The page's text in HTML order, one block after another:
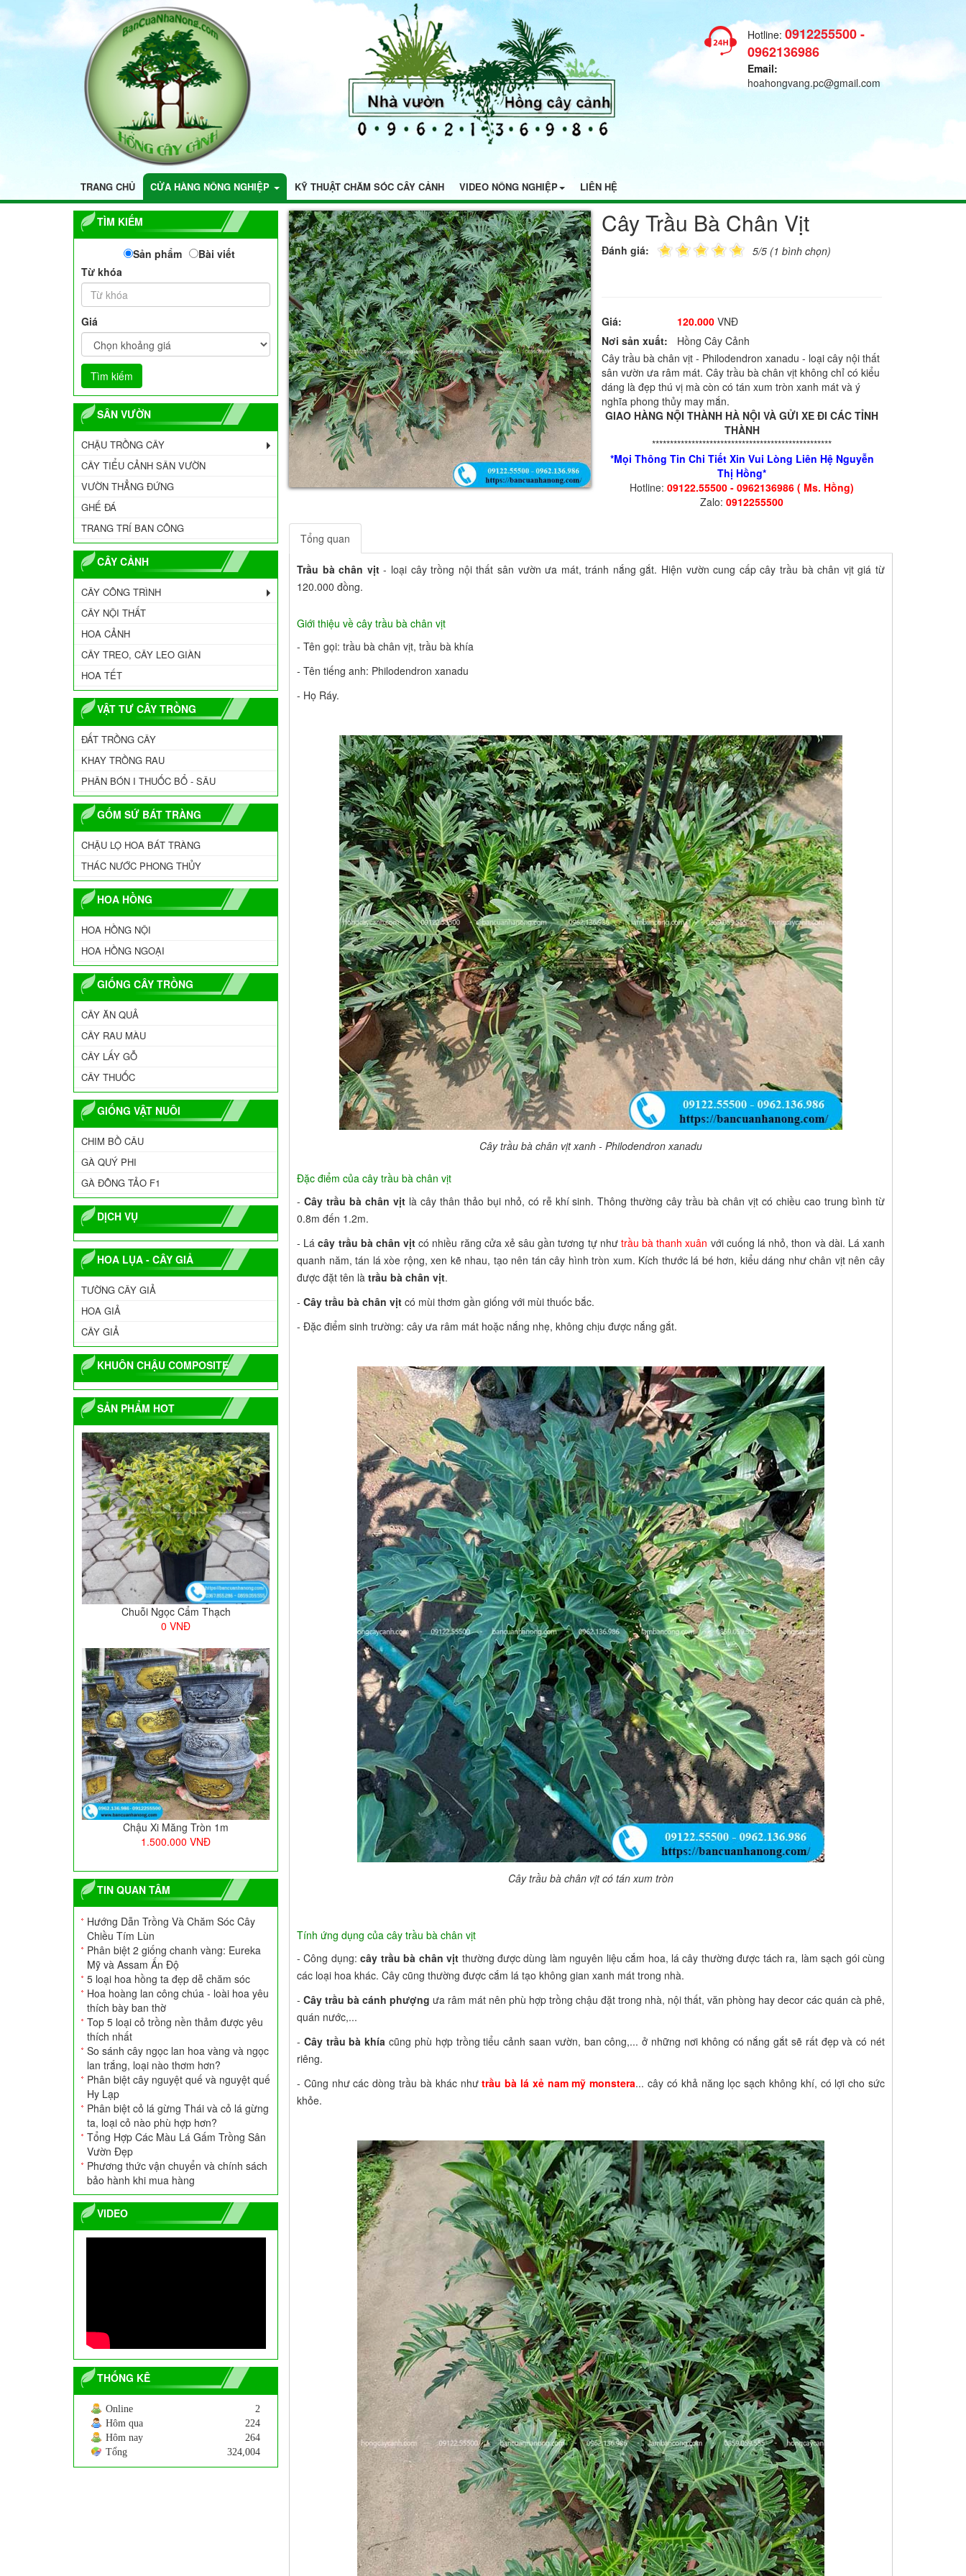
Hotline: 0912255500 -
0962136986
Email:
hoahongvang.pc@gmail.com
TRANG CHỦ CỬA HÀNG NÔNG NGHIỆP KỸ THUẬT CHĂM SÓC CÂY CẢNH VIDEO NÔNG NGHIỆP LIÊN HỆ
TÌM KIẾM
Sản phẩm
Bài viết
Từ khóa
Giá
SÂN VƯỜN
CHẬU TRỒNG CÂY
CÂY TIỂU CẢNH SÂN VƯỜN
VƯỜN THẲNG ĐỨNG
GHẾ ĐÁ
TRANG TRÍ BAN CÔNG
CÂY CẢNH
CÂY CÔNG TRÌNH
CÂY NỘI THẤT
HOA CẢNH
CÂY TREO, CÂY LEO GIÀN
HOA TẾT
VẬT TƯ CÂY TRỒNG
ĐẤT TRỒNG CÂY
KHAY TRỒNG RAU
PHÂN BÓN I THUỐC BỔ - SÂU
GỐM SỨ BÁT TRÀNG
CHẬU LỌ HOA BÁT TRÀNG
THÁC NƯỚC PHONG THỦY
HOA HỒNG
HOA HỒNG NỘI
HOA HỒNG NGOẠI
GIỐNG CÂY TRỒNG
CÂY ĂN QUẢ
CÂY RAU MÀU
CÂY LẤY GỖ
CÂY THUỐC
GIỐNG VẬT NUÔI
CHIM BỒ CÂU
GÀ QUÝ PHI
GÀ ĐÔNG TẢO F1
DỊCH VỤ
HOA LỤA - CÂY GIẢ
TƯỜNG CÂY GIẢ
HOA GIẢ
CÂY GIẢ
KHUÔN CHẬU COMPOSITE
SẢN PHẨM HOT
Chậu Xi Măng Tròn 1m5
3.400.000VNĐ
Cây Trầu Bà Chân Vịt Giả
100.000VNĐ
700.000VNĐ
TIN QUAN TÂM
Hướng Dẫn Trồng Và Chăm Sóc Cây
Chiều Tím Lùn
Phân biệt 2 giống chanh vàng: Eureka
Mỹ và Assam Ấn Độ
5 loại hoa hồng ta đẹp dễ chăm sóc
Hoa hoàng lan công chúa - loài hoa yêu
thích bày ban thờ
Top 5 loại cỏ trồng nền thảm được yêu
thích nhất
So sánh cây ngọc lan hoa vàng và ngọc
lan trắng, loại nào thơm hơn?
Phân biệt cây nguyệt quế và nguyệt quế
Hy Lạp
Phân biệt cỏ lá gừng Thái và cỏ lá gừng
ta, loại cỏ nào phù hợp hơn?
Tổng Hợp Các Màu Lá Gấm Trồng Sân
Vườn Đẹp
Phương thức vận chuyển và chính sách
bảo hành khi mua hàng
VIDEO
THỐNG KÊ
Online
2
Hôm qua
224
Hôm nay
264
Tổng
324,004
Cây Trầu Bà Chân Vịt
Đánh giá: 5/5 (1 bình chọn)
Giá: 120.000 VNĐ
Nơi sản xuất:
Hồng Cây Cảnh
Cây trầu bà chân vịt - Philodendron xanadu - loại cây nội thất
sân vườn ưa râm mát. Cây trầu bà chân vịt không chỉ có kiểu
dáng là đẹp thú vị mà còn có tán xum tròn xanh mát và ý
nghĩa phong thủy may mắn.
GIAO HÀNG NỘI THÀNH HÀ NỘI VÀ GỬI XE ĐI CÁC TỈNH
THÀNH
**************************************************
*Mọi Thông Tin Chi Tiết Xin Vui Lòng Liên Hệ Nguyễn
Thị Hồng*
Hotline: 09122.55500 - 0962136986 ( Ms. Hồng)
Zalo: 0912255500
Tổng quan
Trầu bà chân vịt- loại cây trồng nội thất sân vườn ưa mát, tránh nắng gắt. Hiện vườn cung cấp cây trầu bà chân vịt giá từ
120.000 đồng.
Giới thiệu về cây trầu bà chân vịt
- Tên gọi: trầu bà chân vịt, trầu bà khía
- Tên tiếng anh: Philodendron xanadu
- Họ Ráy.
Cây trầu bà chân vịt xanh - Philodendron xanadu
Đặc điểm của cây trầu bà chân vịt
- Cây trầu bà chân vịtlà cây thân thảo bụi nhỏ, có rễ khí sinh. Thông thường cây trầu bà chân vịt có chiều cao trung bình từ
0.8m đến 1.2m.
- Lácây trầu bà chân vịtcó nhiều răng cửa xẻ sâu gần tương tự như trầu bà thanh xuân với cuống lá nhỏ, thon và dài. Lá xanh
quanh năm, tán lá xòe rộng, xen kẽ nhau, tạo nên tán cây hình tròn xum. Kích thước lá bé hơn, kiểu dáng như chân vịt nên cây
được đặt tên là trầu bà chân vịt.
- Cây trầu bà chân vịt có mùi thơm gần giống với mùi thuốc bắc.
- Đặc điểm sinh trường: cây ưa râm mát hoặc nắng nhẹ, không chịu được nắng gắt.
Cây trầu bà chân vịt có tán xum tròn
Tính ứng dụng của cây trầu bà chân vịt
- Công dụng:cây trầu bà chân vịt thường được dùng làm nguyên liệu cắm hoa, lá cây thường được tách ra, làm sạch gói cùng
các loại hoa khác. Cây cũng thường được cắm lá tạo không gian xanh mát trong nhà.
- Cây trầu bà cánh phượng ưa râm mát nên phù hợp trồng chậu đặt trong nhà, nội thất, văn phòng hay decor các quán cà phê,
quán nước,...
- Cây trầu bà khía cũng phù hợp trồng tiểu cảnh saan vườn, ban công,... ở những nơi không có nắng gắt sẽ rất đẹp và có nét
riêng.
- Cũng như các dòng trầu bà khác như trầu bà lá xẻ nam mỹ monstera... cây có khả năng lọc sạch không khí, có lợi cho sức
khỏe.